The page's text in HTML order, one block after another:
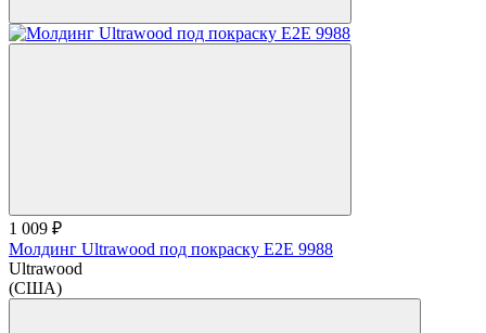
1 009 ₽
Молдинг Ultrawood под покраску E2E 9988
Ultrawood
(США)